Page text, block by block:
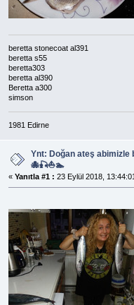
beretta stonecoat al391
beretta s55
beretta303
beretta al390
Beretta a300
simson
1981 Edirne
Ynt: Doğan ateş
🐙🎣⛵🏊
« Yanıtla #1 : 23 Eylül 2018,